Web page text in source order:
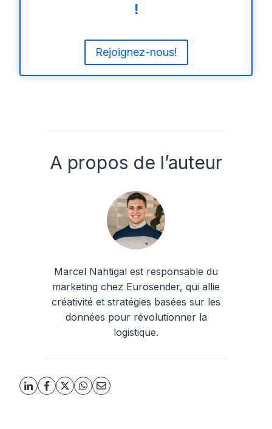
!
Rejoignez-nous!
A propos de l’auteur
Marcel Nahtigal est responsable du
marketing chez Eurosender, qui allie
créativité et stratégies basées sur les
données pour révolutionner la
logistique.